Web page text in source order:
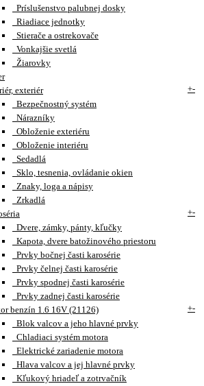
Príslušenstvo palubnej dosky
Riadiace jednotky
Stierače a ostrekovače
Vonkajšie svetlá
Žiarovky
exteriér
+-
Bezpečnostný systém
Nárazníky
Obloženie exteriéru
Obloženie interiéru
Sedadlá
Sklo, tesnenia, ovládanie okien
Znaky, loga a nápisy
Zrkadlá
+-
Dvere, zámky, pánty, kľučky
Kapota, dvere batožinového priestoru
Prvky bočnej časti karosérie
Prvky čelnej časti karosérie
Prvky spodnej časti karosérie
Prvky zadnej časti karosérie
benzín 1.6 16V (21126)
+-
Blok valcov a jeho hlavné prvky
Chladiaci systém motora
Elektrické zariadenie motora
Hlava valcov a jej hlavné prvky
Kľukový hriadeľ a zotrvačník